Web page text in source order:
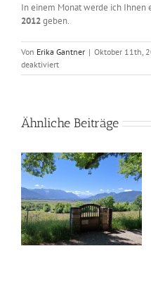
In einem Monat werde ich Ihnen
2012geben.
Von Erika Gantner | Oktober 11th,
deaktiviertfür
Astrologisch
–
2012
Ähnliche Beiträge
Astrologisch durch das
Jahr – Juli 2026